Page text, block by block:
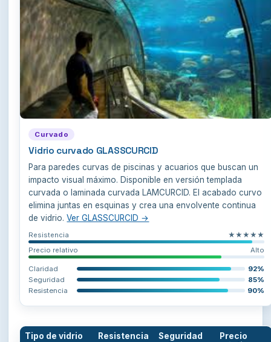
Curvado
Vidrio curvado GLASSCURCID
Para paredes curvas de piscinas y acuarios que buscan un
impacto visual máximo. Disponible en versión templada
curvada o laminada curvada LAMCURCID. El acabado curvo
elimina juntas en esquinas y crea una envolvente continua
de vidrio.Ver GLASSCURCID →
Resistencia
★★★★★
Precio relativo
Alto
Claridad
92%
Seguridad
85%
Resistencia
90%
Tipo de vidrio Resistencia
Seguridad
Precio